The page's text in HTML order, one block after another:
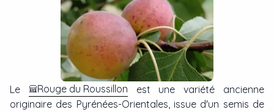
Le Rouge du Roussillon
est une variété ancienne
originaire des Pyrénées-Orientales, issue d'un semis de